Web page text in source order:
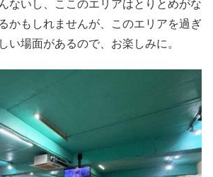
ないし、ここのエリアはとりとめがな
かもしれませんが、このエリアを過ぎ
い場面があるので、お楽しみに。